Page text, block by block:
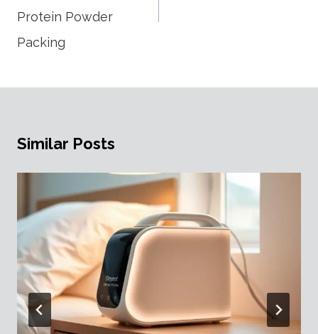
Protein Powder
Packing
Similar Posts